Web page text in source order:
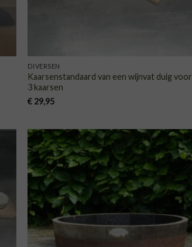
DIVERSEN
Kaarsenstandaard van een wijnvat duig voor
3 kaarsen
€ 29,95
TOEVOEGEN
AAN
VERLANGLIJST